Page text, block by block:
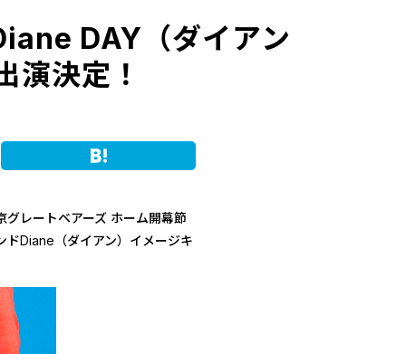
DAY（ダイアン
演決定！
Hatena
レートベアーズ ホーム開幕節
ドDiane（ダイアン）イメージキ